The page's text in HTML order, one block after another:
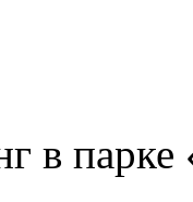
в парке